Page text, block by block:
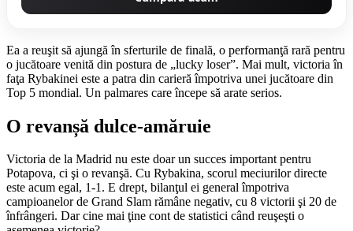
Ea a reuşit să ajungă în sferturile de finală, o performanţă rară pentru
o jucătoare venită din postura de „lucky loser”. Mai mult, victoria în
faţa Rybakinei este a patra din carieră împotriva unei jucătoare din
Top 5 mondial. Un palmares care începe să arate serios.
O revanșă dulce-amăruie
Victoria de la Madrid nu este doar un succes important pentru
Potapova, ci şi o revanşă. Cu Rybakina, scorul meciurilor directe
este acum egal, 1-1. E drept, bilanţul ei general împotriva
campioanelor de Grand Slam rămâne negativ, cu 8 victorii şi 20 de
înfrângeri. Dar cine mai ţine cont de statistici când reuşeşti o